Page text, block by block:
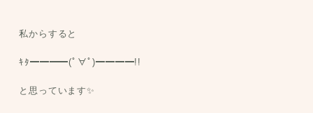
私からすると
ｷﾀ━━━━(ﾟ∀ﾟ)━━━━!!
と思っています✨